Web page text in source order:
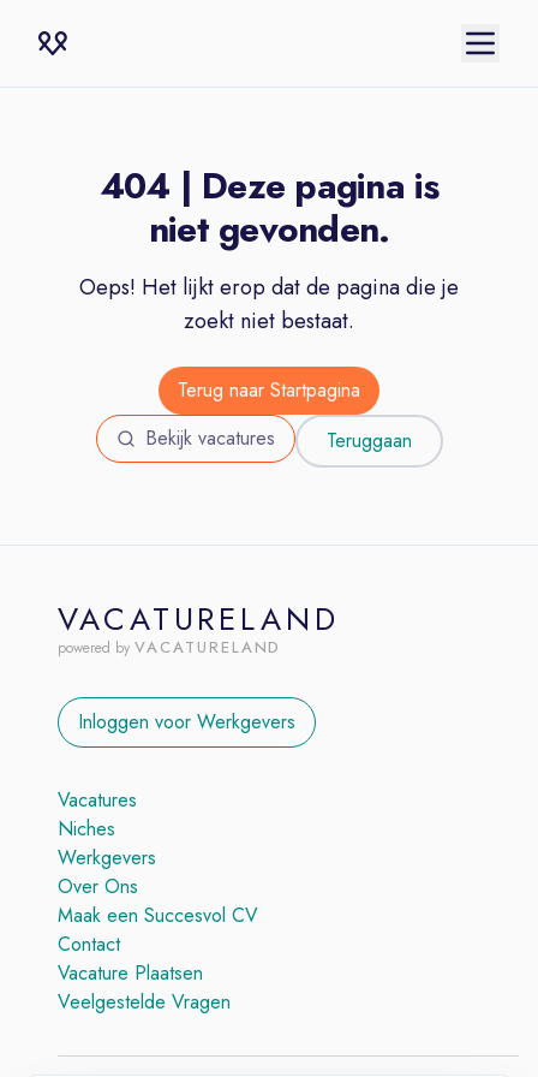
404 | Deze pagina is
niet gevonden.
Oeps! Het lijkt erop dat de pagina die je
zoekt niet bestaat.
Terug naar Startpagina
Bekijk vacatures
Teruggaan
VACATURELAND
powered by VACATURELAND
Inloggen voor Werkgevers
Vacatures
Niches
Werkgevers
Over Ons
Maak een Succesvol CV
Contact
Vacature Plaatsen
Veelgestelde Vragen